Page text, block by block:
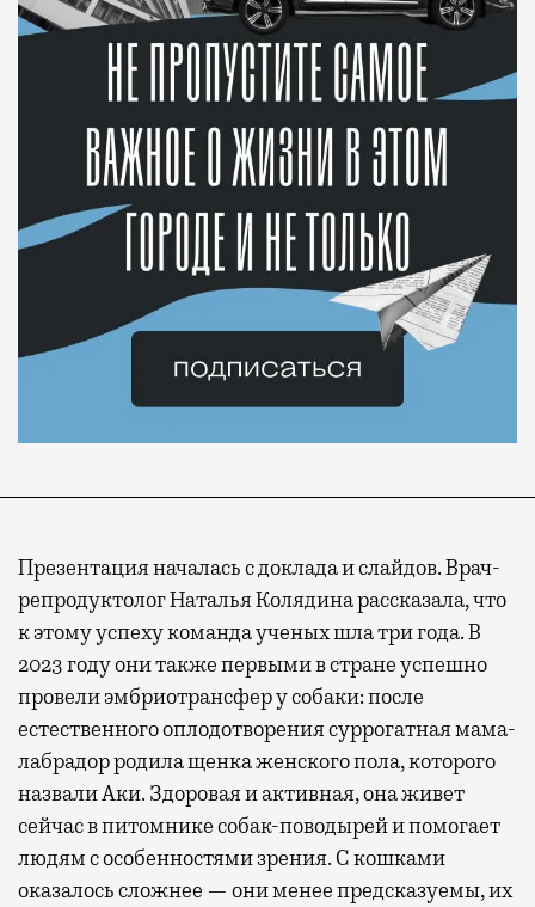
Презентация началась с доклада и слайдов. Врач-
репродуктолог Наталья Колядина рассказала, что
к этому успеху команда ученых шла три года. В
2023 году они также первыми в стране успешно
провели эмбриотрансфер у собаки: после
естественного оплодотворения суррогатная мама-
лабрадор родила щенка женского пола, которого
назвали Аки. Здоровая и активная, она живет
сейчас в питомнике собак-поводырей и помогает
людям с особенностями зрения. С кошками
оказалось сложнее — они менее предсказуемы, их